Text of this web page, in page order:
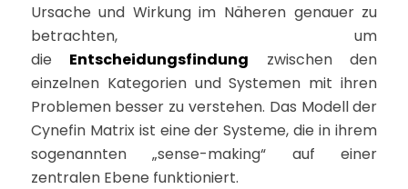
Ursache und Wirkung im Näheren genauer zu
betrachten, um
die Entscheidungsfindung zwischen den
einzelnen Kategorien und Systemen mit ihren
Problemen besser zu verstehen. Das Modell der
Cynefin Matrix ist eine der Systeme, die in ihrem
sogenannten „sense-making“ auf einer
zentralen Ebene funktioniert.